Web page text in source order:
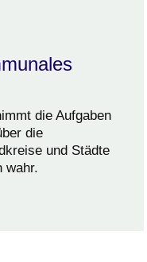
die Aufgaben
die
und Städte
wahr.